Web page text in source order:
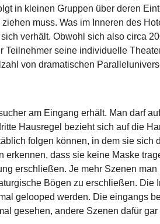
in kleinen Gruppen über deren
muss. Was im Inneren des
verhält. Obwohl sich also circa
Teilnehmer seine individuelle
von dramatischen
am Eingang erhält. Man darf
Hausregel bezieht sich auf die
folgen können, in dem sie sich
erkennen, dass sie keine Maske
erschließen. Je mehr Szenen
Bögen zu erschließen. Die
gelooped werden. Die eingangs
gesehen, andere Szenen dafür gar